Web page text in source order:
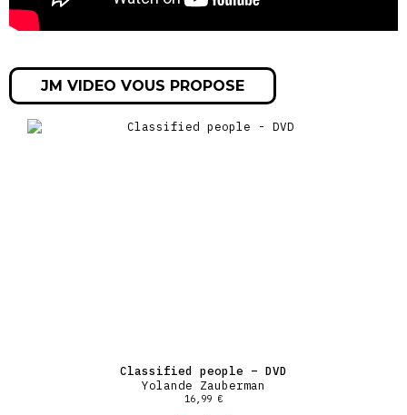
JM VIDEO VOUS PROPOSE
Classified people – DVD
Yolande Zauberman
16,99 €